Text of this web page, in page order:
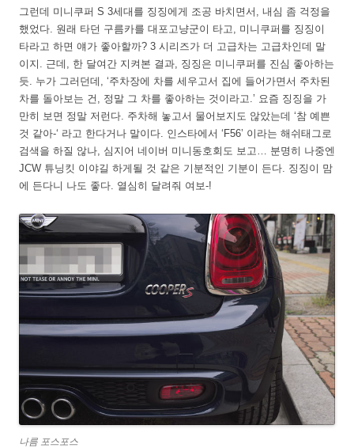
그런데 미니쿠퍼 S 3세대를 징징에게 조공 바치면서, 내심 좀 걱정을
했었다. 원래 타던 구름카를 대포고냥군이 타고, 미니쿠퍼를 징징이
타라고 하면 얘가 좋아할까? 3 시리즈가 더 고급차는 고급차인데 말
이지. 근데, 한 달여간 지켜본 결과, 징징은 미니쿠퍼를 진심 좋아하는
듯. 누가 그러던데, ‘주차장에 차를 세우고서 집에 들어가면서 주차된
차를 돌아보는 건, 정말 그 차를 좋아하는 것이라고.’ 요즘 징징을 가
만히 보면 정말 저런다. 주차해 놓고서 물어보지도 않았는데 ‘참 예쁜
것 같아-‘ 라고 한다거나 말이다. 인스타에서 ‘F56’ 이라는 해쉬태그로
검색을 하질 않나, 심지어 네이버 미니동호회도 보고… 분명히 나중엔
JCW 튜닝킷 이야길 하게될 것 같은 기분적인 기분이 든다. 징징이 맘
에 든다니 나도 좋다. 열심히 달려줘 여보-!
나름 포스포스